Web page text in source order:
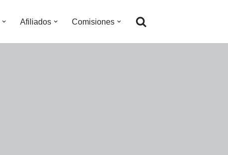
Afiliados Comisiones